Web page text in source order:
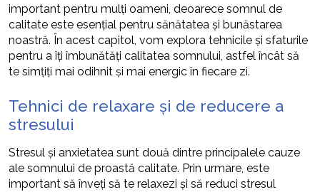
important pentru mulți oameni, deoarece somnul de
calitate este esențial pentru sănătatea și bunăstarea
noastră. În acest capitol, vom explora tehnicile și sfaturile
pentru a îți îmbunătăți calitatea somnului, astfel încât să
te simțiți mai odihnit și mai energic în fiecare zi.
Tehnici de relaxare și de reducere a
stresului
Stresul și anxietatea sunt două dintre principalele cauze
ale somnului de proastă calitate. Prin urmare, este
important să înveți să te relaxezi și să reduci stresul